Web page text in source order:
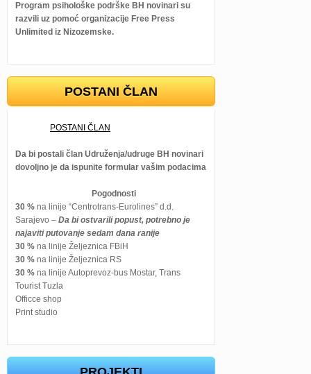
Program psihološke podrške BH novinari su
razvili uz pomoć organizacije Free Press
Unlimited iz Nizozemske.
POSTANI ČLAN
POSTANI ČLAN
Da bi postali član Udruženja/udruge BH novinari
dovoljno je da ispunite formular vašim podacima
Pogodnosti
30 % na linije “Centrotrans-Eurolines” d.d.
Sarajevo – Da bi ostvarili popust, potrebno je
najaviti putovanje sedam dana ranije
30 % na linije Željeznica FBiH
30 % na linije Željeznica RS
30 % na linije Autoprevoz-bus Mostar, Trans
Tourist Tuzla
Officce shop
Print studio